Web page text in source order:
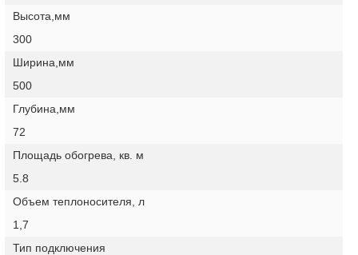
Высота,мм
300
Ширина,мм
500
Глубина,мм
72
Площадь обогрева, кв. м
5.8
Объем теплоносителя, л
1,7
Тип подключения